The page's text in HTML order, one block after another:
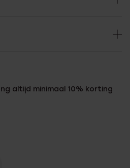
altijd minimaal 10% korting